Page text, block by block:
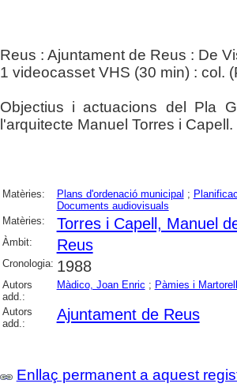
Reus : Ajuntament de Reus : De
1 videocasset VHS (30 min) : col.
Objectius i actuacions del Pla
l'arquitecte Manuel Torres i Capell.
Matèries: Plans d'ordenació municipal ;
Documents audiovisuals
Matèries:
Torres i Capell, Manuel
Àmbit: Reus
Cronologia: 1988
Autors
add.:
Màdico, Joan Enric ; Pàmies i
Autors
add.:
Ajuntament de Reus
Enllaç permanent a aquest